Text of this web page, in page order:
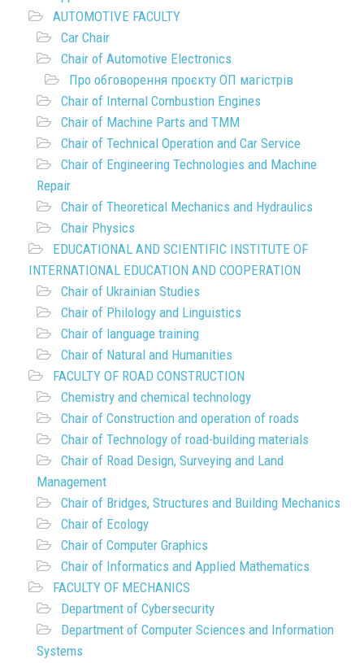
AUTOMOTIVE FACULTY
Car Chair
Chair of Automotive Electronics
Про обговорення проєкту ОП магістрів
Chair of Internal Combustion Engines
Chair of Machine Parts and TMM
Chair of Technical Operation and Car Service
Chair of Engineering Technologies and Machine
Repair
Chair of Theoretical Mechanics and Hydraulics
Chair Physics
EDUCATIONAL AND SCIENTIFIC INSTITUTE OF
INTERNATIONAL EDUCATION AND COOPERATION
Chair of Ukrainian Studies
Chair of Philology and Linguistics
Chair of language training
Chair of Natural and Humanities
FACULTY OF ROAD CONSTRUCTION
Chemistry and chemical technology
Chair of Construction and operation of roads
Chair of Technology of road-building materials
Chair of Road Design, Surveying and Land
Management
Chair of Bridges, Structures and Building Mechanics
Chair of Ecology
Chair of Computer Graphics
Chair of Informatics and Applied Mathematics
FACULTY OF MECHANICS
Department of Cybersecurity
Department of Computer Sciences and Information
Systems